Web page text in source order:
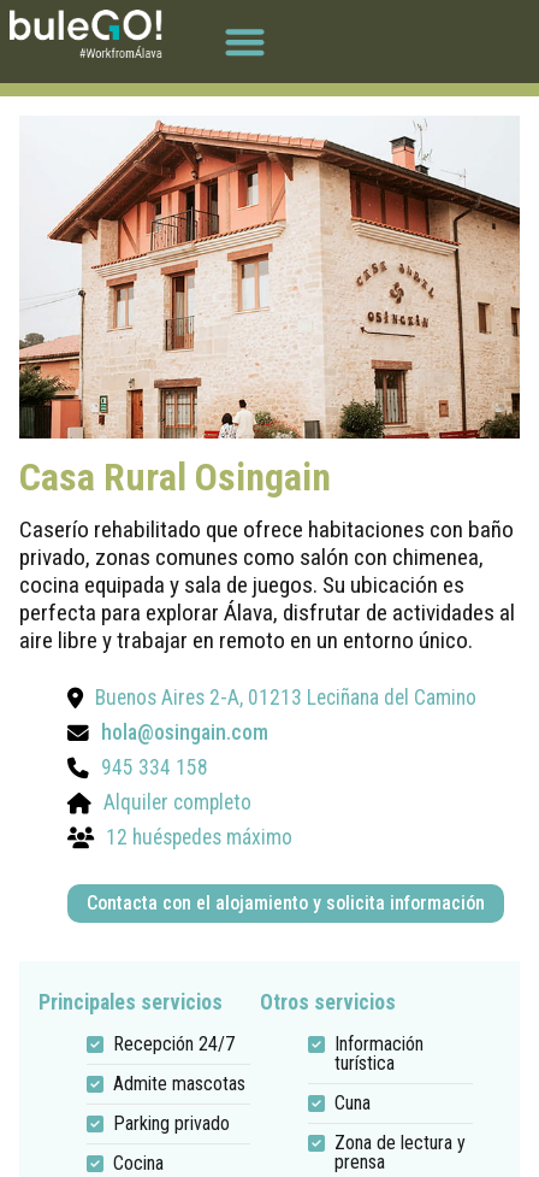
Casa Rural Osingain
Caserío rehabilitado que ofrece habitaciones con baño
privado, zonas comunes como salón con chimenea,
cocina equipada y sala de juegos. Su ubicación es
perfecta para explorar Álava, disfrutar de actividades al
aire libre y trabajar en remoto en un entorno único.
Buenos Aires 2-A, 01213 Leciñana del Camino
hola@osingain.com
945 334 158
Alquiler completo
12 huéspedes máximo
Contacta con el alojamiento y solicita información
Principales servicios
Recepción 24/7
Admite mascotas
Parking privado
Cocina
Otros servicios
Información
turística
Cuna
Zona de lectura y
prensa